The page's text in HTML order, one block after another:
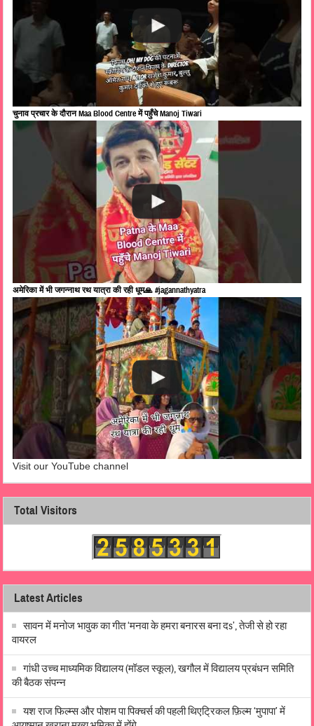
चुनाव प्रचार के दौरान Maa Blood Centre में पहुँचे Manoj Tiwari
अमेरिका में भी जगन्नाथ रथ यात्रा की रही धूम🙏 #jagannathyatra
Visit our YouTube channel
Total Visitors
Latest Articles
सावन में मनोज भावुक का गीत ‘मनवा के हमरा बनारस बना दs’, तेजी से हो रहा
वायरल
गांधी उच्च माध्यमिक विद्यालय (मॉडल स्कूल), खगौल में विद्यालय प्रबंधन समिति
की बैठक संपन्न
यश राज फिल्म्स और पोशम पा पिक्चर्स की पहली थिएट्रिकल फ़िल्म ‘मुपापा’ में